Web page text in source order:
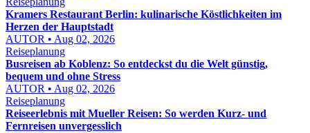
Kramers Restaurant Berlin: kulinarische Köstlichkeiten im
Herzen der Hauptstadt
AUTOR • Aug 02, 2026
Reiseplanung
Busreisen ab Koblenz: So entdeckst du die Welt günstig,
bequem und ohne Stress
AUTOR • Aug 02, 2026
Reiseplanung
Reiseerlebnis mit Mueller Reisen: So werden Kurz- und
Fernreisen unvergesslich